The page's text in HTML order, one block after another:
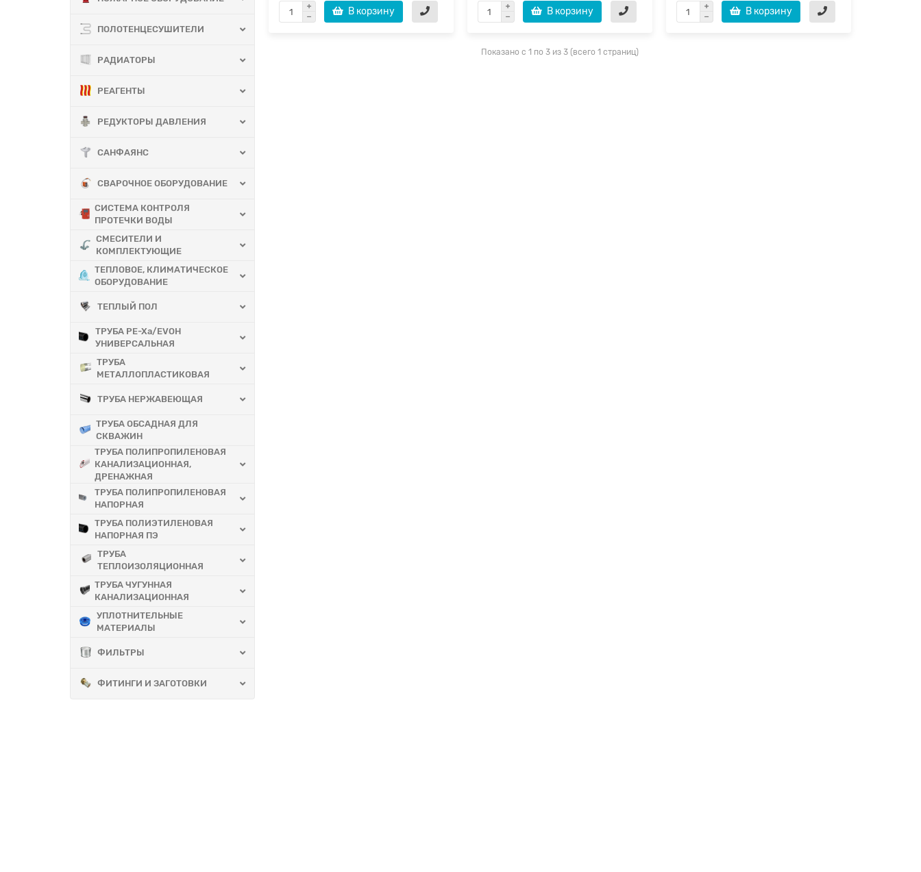
ПОЛОТЕНЦЕСУШИТЕЛИ
РАДИАТОРЫ
РЕАГЕНТЫ
РЕДУКТОРЫ ДАВЛЕНИЯ
САНФАЯНС
СВАРОЧНОЕ ОБОРУДОВАНИЕ
СИСТЕМА КОНТРОЛЯ
ПРОТЕЧКИ ВОДЫ
СМЕСИТЕЛИ И
КОМПЛЕКТУЮЩИЕ
ТЕПЛОВОЕ, КЛИМАТИЧЕСКОЕ
ОБОРУДОВАНИЕ
ТЕПЛЫЙ ПОЛ
ТРУБА PE-Xa/EVOH
УНИВЕРСАЛЬНАЯ
ТРУБА
МЕТАЛЛОПЛАСТИКОВАЯ
ТРУБА НЕРЖАВЕЮЩАЯ
ТРУБА ОБСАДНАЯ ДЛЯ
СКВАЖИН
ТРУБА ПОЛИПРОПИЛЕНОВАЯ
КАНАЛИЗАЦИОННАЯ,
ДРЕНАЖНАЯ
ТРУБА ПОЛИПРОПИЛЕНОВАЯ
НАПОРНАЯ
ТРУБА ПОЛИЭТИЛЕНОВАЯ
НАПОРНАЯ ПЭ
ТРУБА
ТЕПЛОИЗОЛЯЦИОННАЯ
ТРУБА ЧУГУННАЯ
КАНАЛИЗАЦИОННАЯ
УПЛОТНИТЕЛЬНЫЕ
МАТЕРИАЛЫ
ФИЛЬТРЫ
ФИТИНГИ И ЗАГОТОВКИ
В корзину В корзину В корзину
Показано с 1 по 3 из 3 (всего 1 страниц)